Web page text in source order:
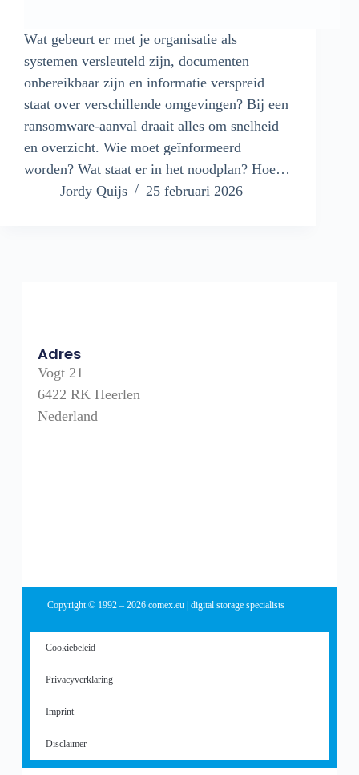
Wat gebeurt er met je organisatie als
systemen versleuteld zijn, documenten
onbereikbaar zijn en informatie verspreid
staat over verschillende omgevingen? Bij een
ransomware-aanval draait alles om snelheid
en overzicht. Wie moet geïnformeerd
worden? Wat staat er in het noodplan? Hoe…
Jordy Quijs
25 februari 2026
Adres
Vogt 21
6422 RK Heerlen
Nederland
Copyright © 1992 – 2026 comex.eu | digital storage specialists
Cookiebeleid
Privacyverklaring
Imprint
Disclaimer